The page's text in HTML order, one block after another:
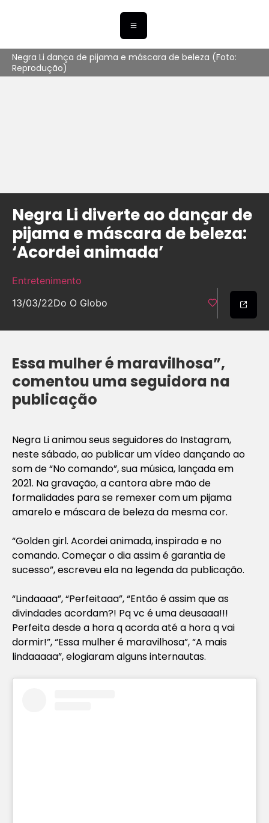
Negra Li dança de pijama e máscara de beleza (Foto:
Reprodução)
Negra Li diverte ao dançar de
pijama e máscara de beleza:
‘Acordei animada’
Entretenimento
13/03/22Do O Globo
Essa mulher é maravilhosa”,
comentou uma seguidora na
publicação
Negra Li animou seus seguidores do Instagram,
neste sábado, ao publicar um vídeo dançando ao
som de “No comando”, sua música, lançada em
2021. Na gravação, a cantora abre mão de
formalidades para se remexer com um pijama
amarelo e máscara de beleza da mesma cor.
“Golden girl. Acordei animada, inspirada e no
comando. Começar o dia assim é garantia de
sucesso”, escreveu ela na legenda da publicação.
“Lindaaaa”, “Perfeitaaa”, “Então é assim que as
divindades acordam?! Pq vc é uma deusaaa!!!
Perfeita desde a hora q acorda até a hora q vai
dormir!”, “Essa mulher é maravilhosa”, “A mais
lindaaaaa”, elogiaram alguns internautas.